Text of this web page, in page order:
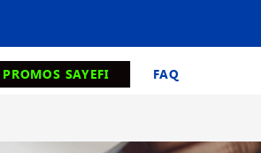
PROMOS SAYEFI FAQ